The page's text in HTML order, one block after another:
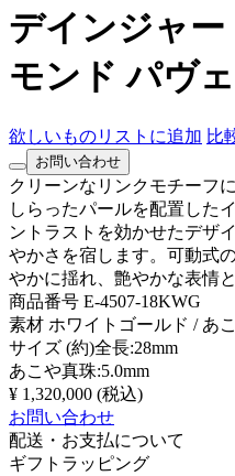
デインジャ
モンド パヴ
欲しいものリストに追加 比
お問い合わせ
クリーンなリンクモチーフ
しらったパールを配置した
ントラストを効かせたデザ
やかさを宿します。可動式
やかに揺れ、艶やかな表情
商品番号 E-4507-18KWG
素材 ホワイトゴールド / あ
サイズ (約)全長:28mm
あこや真珠:5.0mm
¥ 1,320,000 (税込)
お問い合わせ
配送・お支払について
ギフトラッピング